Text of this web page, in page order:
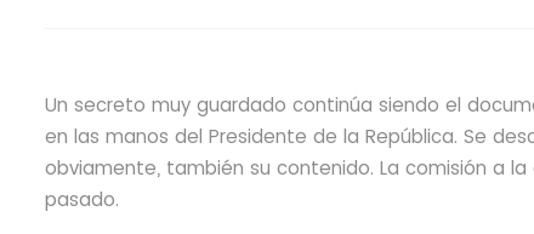
Un secreto muy guardado continúa siendo el
en las manos del Presidente de la República. Se
obviamente, también su contenido. La comisión a
pasado.